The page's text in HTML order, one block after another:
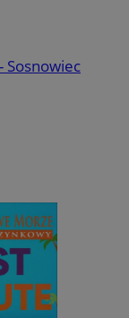
Sosnowiec